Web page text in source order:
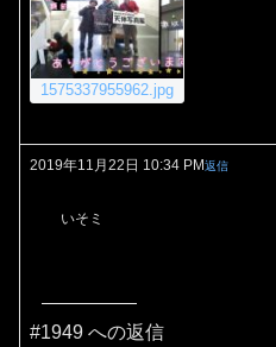
1575337955962.jpg
2019年11月22日 10:34 PM返信
いそミ
#1949 への返信